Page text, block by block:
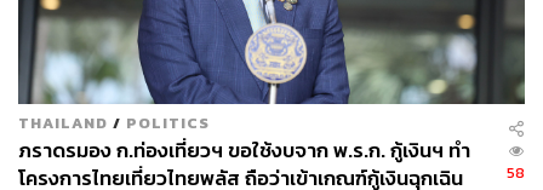
ด้านศิริกัญญาให้ข้อมูลเพิ่มเติมเกี่ยวกับการเตรียมการของ
รัฐบาล โดยระบุว่า ก่อนหน้านี้โครงการในกลุ่มการเปลี่ยน
ผ่านด้านพลังงานวงเงิน 2 แสนล้านบาท ยังไม่เข้าสู่การ
พิจารณาของคณะกรรมการกลั่นกรอง แต่ในช่วง 1 ถึง 2
สัปดาห์ที่ผ่านมา รัฐมนตรีช่วยว่าการกระทรวงมหาดไทย
THAILAND / POLITICS
ภราดรมอง ก.ท่องเที่ยวฯ ขอใช้งบจาก พ.ร.ก. กู้เงินฯ ทำ
โครงการไทยเที่ยวไทยพลัส ถือว่าเข้าเกณฑ์กู้เงินฉุกเฉิน
58